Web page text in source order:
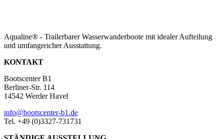
Aqualine® - Trailerbarer Wasserwanderboote mit idealer Aufteilung
und umfangreicher Ausstattung.
KONTAKT
Bootscenter B1
Berliner-Str. 114
14542 Werder Havel
info@bootscenter-b1.de
Tel. +49 (0)3327-731731